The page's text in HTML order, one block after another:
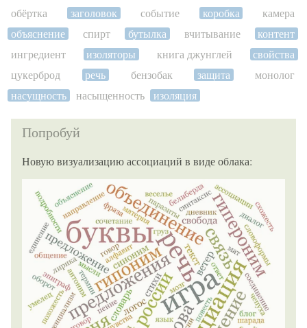
обёртка
заголовок событие коробка
камера
объяснение
спирт бутылка вчитывание
контент
ингредиент
изоляторы книга джунглей
свойства
цукерброд
речь бензобак защита
монолог
насущность
насыщенность изоляция
Попробуй
Новую визуализацию ассоциаций в виде облака: